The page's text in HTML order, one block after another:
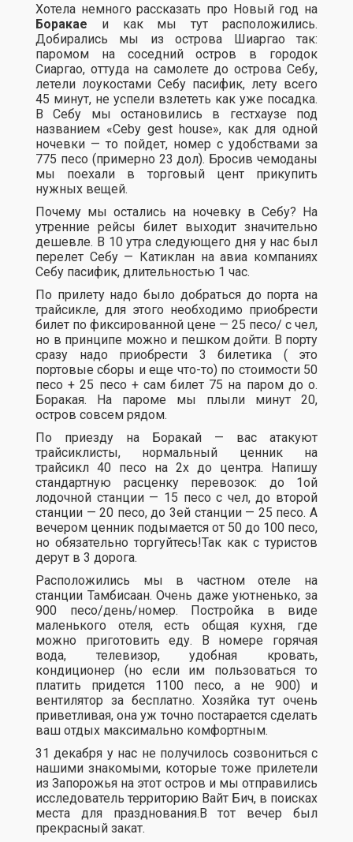
Хотела немного рассказать про Новый год на
Боракае и как мы тут расположились.
Добирались мы из острова Шиаргао так:
паромом на соседний остров в городок
Сиаргао, оттуда на самолете до острова Себу,
летели лоукостами Себу пасифик, лету всего
45 минут, не успели взлететь как уже посадка.
В Себу мы остановились в гестхаузе под
названием «Ceby gest house», как для одной
ночевки — то пойдет, номер с удобствами за
775 песо (примерно 23 дол). Бросив чемоданы
мы поехали в торговый цент прикупить
нужных вещей.
Почему мы остались на ночевку в Себу? На
утренние рейсы билет выходит значительно
дешевле. В 10 утра следующего дня у нас был
перелет Себу — Катиклан на авиа компаниях
Себу пасифик, длительностью 1 час.
По прилету надо было добраться до порта на
трайсикле, для этого необходимо приобрести
билет по фиксированной цене — 25 песо/ с чел,
но в принципе можно и пешком дойти. В порту
сразу надо приобрести 3 билетика ( это
портовые сборы и еще что-то) по стоимости 50
песо + 25 песо + сам билет 75 на паром до о.
Боракая. На пароме мы плыли минут 20,
остров совсем рядом.
По приезду на Боракай — вас атакуют
трайсиклисты, нормальный ценник на
трайсикл 40 песо на 2х до центра. Напишу
стандартную расценку перевозок: до 1ой
лодочной станции — 15 песо с чел, до второй
станции — 20 песо, до 3ей станции — 25 песо. А
вечером ценник подымается от 50 до 100 песо,
но обязательно торгуйтесь!Так как с туристов
дерут в 3 дорога.
Расположились мы в частном отеле на
станции Тамбисаан. Очень даже уютненько, за
900 песо/день/номер. Постройка в виде
маленького отеля, есть общая кухня, где
можно приготовить еду. В номере горячая
вода, телевизор, удобная кровать,
кондиционер (но если им пользоваться то
платить придется 1100 песо, а не 900) и
вентилятор за бесплатно. Хозяйка тут очень
приветливая, она уж точно постарается сделать
ваш отдых максимально комфортным.
31 декабря у нас не получилось созвониться с
нашими знакомыми, которые тоже прилетели
из Запорожья на этот остров и мы отправились
исследователь территорию Вайт Бич, в поисках
места для празднования.В тот вечер был
прекрасный закат.